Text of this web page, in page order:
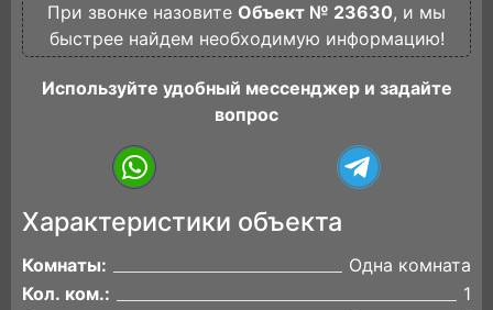
При звонке назовите Объект № 23630, и мы
быстрее найдем необходимую информацию!
Используйте удобный мессенджер и задайте
вопрос
Характеристики объекта
Комнаты:
Одна комната
Кол. ком.:
1